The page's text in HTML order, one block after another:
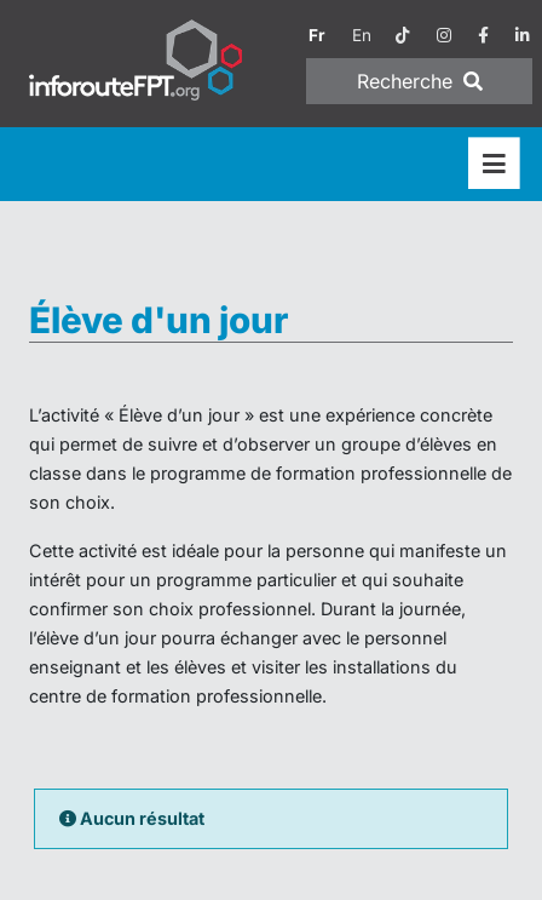
Fr En
Recherche
Élève d'un jour
L’activité « Élève d’un jour » est une expérience concrète
qui permet de suivre et d’observer un groupe d’élèves en
classe dans le programme de formation professionnelle de
son choix.
Cette activité est idéale pour la personne qui manifeste un
intérêt pour un programme particulier et qui souhaite
confirmer son choix professionnel. Durant la journée,
l’élève d’un jour pourra échanger avec le personnel
enseignant et les élèves et visiter les installations du
centre de formation professionnelle.
Aucun résultat